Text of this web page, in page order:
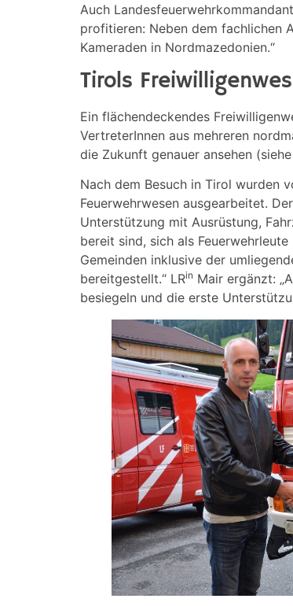
Auch Landesfeuerwehrkommandant
profitieren: Neben dem fachlichen
Kameraden in Nordmazedonien.“
Tirols
Ein flächendeckendes
VertreterInnen aus mehreren
die Zukunft genauer ansehen
Nach dem Besuch in Tirol wurden
Feuerwehrwesen ausgearbeitet.
Unterstützung mit Ausrüstung,
bereit sind, sich als
Gemeinden inklusive der
bereitgestellt.“ LRin Mair ergänzt:
besiegeln und die erste